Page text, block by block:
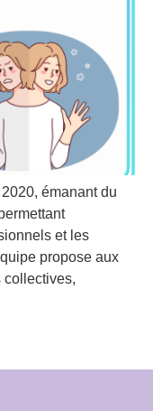
émanant du
et les
propose aux
collectives,